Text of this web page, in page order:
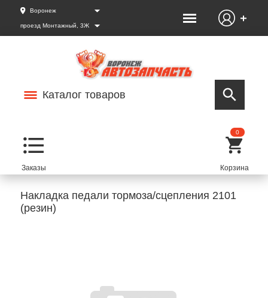
Воронеж
проезд Монтажный, 3Ж
Каталог товаров
0
Накладка педали тормоза/сцепления 2101
(резин)